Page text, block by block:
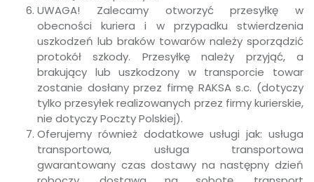
UWAGA! Zalecamy otworzyć przesyłkę w
obecności kuriera i w przypadku stwierdzenia
uszkodzeń lub braków towarów należy sporządzić
protokół szkody. Przesyłkę należy przyjąć, a
brakujący lub uszkodzony w transporcie towar
zostanie dosłany przez firmę RAKSA s.c. (dotyczy
tylko przesyłek realizowanych przez firmy kurierskie,
nie dotyczy Poczty Polskiej).
Oferujemy również dodatkowe usługi jak: usługa
transportowa, usługa transportowa
gwarantowany czas dostawy na następny dzień